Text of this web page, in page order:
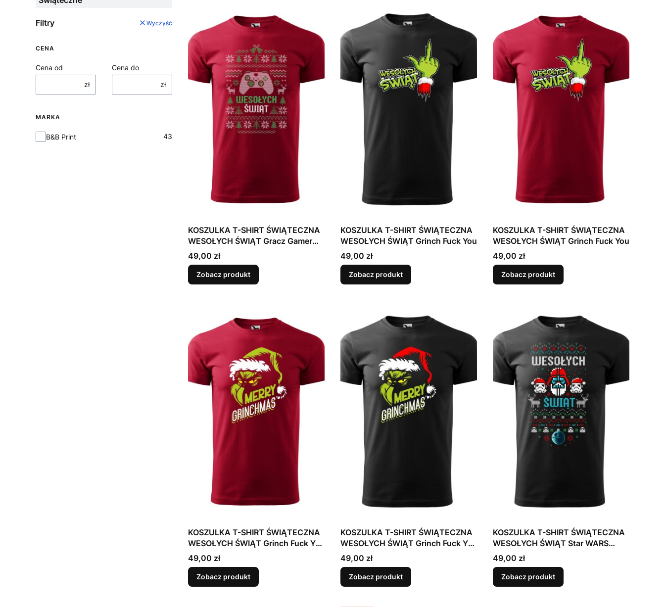
Filtry Wyczyść
CENA
Cena od
zł
Cena do
zł
MARKA
Marka
B&B Print 43
KOSZULKA T-SHIRT ŚWIĄTECZNA
WESOŁYCH ŚWIĄT Gracz Gamer
Mikołaj
Cena
49,00 zł
Zobacz produkt
KOSZULKA T-SHIRT ŚWIĄTECZNA
WESOŁYCH ŚWIĄT Grinch Fuck You
Cena
49,00 zł
Zobacz produkt
KOSZULKA T-SHIRT ŚWIĄTECZNA
WESOŁYCH ŚWIĄT Grinch Fuck You
Cena
49,00 zł
Zobacz produkt
KOSZULKA T-SHIRT ŚWIĄTECZNA
WESOŁYCH ŚWIĄT Grinch Fuck You
Mikołaj
Cena
49,00 zł
Zobacz produkt
KOSZULKA T-SHIRT ŚWIĄTECZNA
WESOŁYCH ŚWIĄT Grinch Fuck You
Mikołaj
Cena
49,00 zł
Zobacz produkt
KOSZULKA T-SHIRT ŚWIĄTECZNA
WESOŁYCH ŚWIĄT Star WARS
Gwiezdne Wojny Mikołaj
Cena
49,00 zł
Zobacz produkt